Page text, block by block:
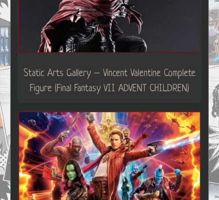
Static Arts Gallery – Vincent Valentine Complete
Figure (Final Fantasy VII ADVENT CHILDREN)